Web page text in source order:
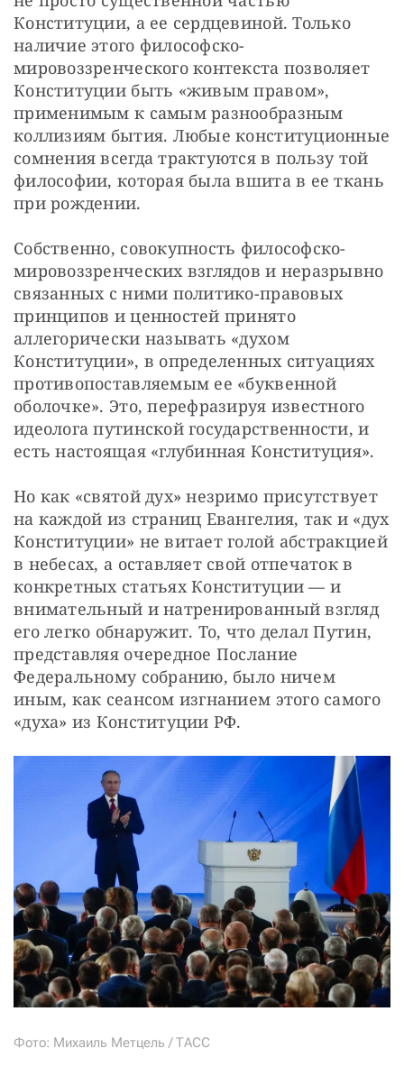
Конституции, а ее сердцевиной. Только
наличие этого философско-
мировоззренческого контекста позволяет
Конституции быть «живым правом»,
применимым к самым разнообразным
коллизиям бытия. Любые конституционные
сомнения всегда трактуются в пользу той
философии, которая была вшита в ее ткань
при рождении.
Собственно, совокупность философско-
мировоззренческих взглядов и неразрывно
связанных с ними политико-правовых
принципов и ценностей принято
аллегорически называть «духом
Конституции», в определенных ситуациях
противопоставляемым ее «буквенной
оболочке». Это, перефразируя известного
идеолога путинской государственности, и
есть настоящая «глубинная Конституция».
Но как «святой дух» незримо присутствует
на каждой из страниц Евангелия, так и «дух
Конституции» не витает голой абстракцией
в небесах, а оставляет свой отпечаток в
конкретных статьях Конституции — и
внимательный и натренированный взгляд
его легко обнаружит. То, что делал Путин,
представляя очередное Послание
Федеральному собранию, было ничем
иным, как сеансом изгнанием этого самого
«духа» из Конституции РФ.
Фото: Михаиль Метцель / ТАСС